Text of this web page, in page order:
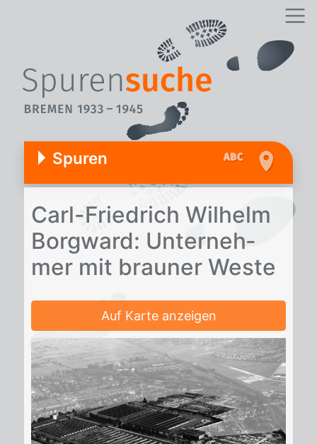
Spuren
Carl-Fried­rich Wil­helm
Borg­ward: Un­ter­neh­
mer mit brau­ner Wes­te
Auf Karte anzeigen